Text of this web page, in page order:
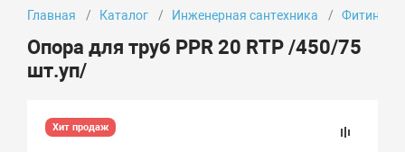
Главная Каталог Инженерная сантехника Фитинги
Опора для труб PPR 20 RTP /450/75
шт.уп/
Хит продаж